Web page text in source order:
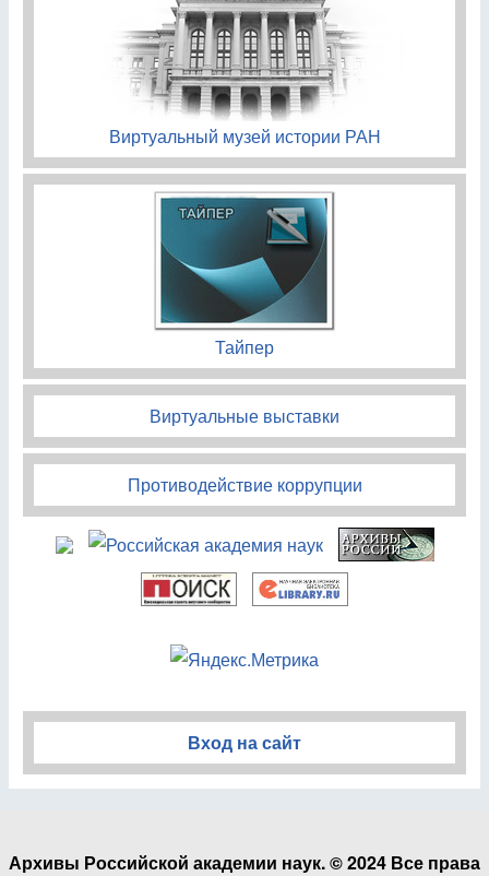
Виртуальный музей истории РАН
Тайпер
Виртуальные выставки
Противодействие коррупции
Вход на сайт
Архивы Российской академии наук. © 2024 Все права